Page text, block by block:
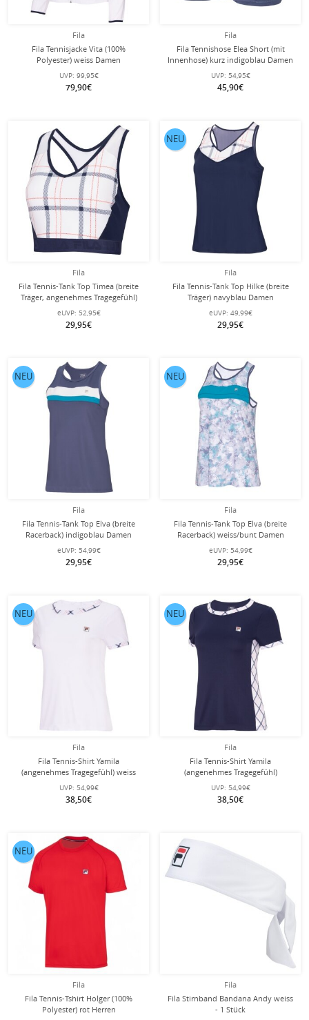
Fila
Fila Tennisjacke Vita (100%
Polyester) weiss Damen
UVP: 99,95€
79,90€
Fila
Fila Tennishose Elea Short (mit
Innenhose) kurz indigoblau Damen
UVP: 54,95€
45,90€
Fila
Fila Tennis-Tank Top Timea (breite
Träger, angenehmes Tragegefühl)
weiss/navyblau Damen
eUVP: 52,95€
29,95€
Fila
Fila Tennis-Tank Top Hilke (breite
Träger) navyblau Damen
eUVP: 49,99€
29,95€
NEU
Fila
Fila Tennis-Tank Top Elva (breite
Racerback) indigoblau Damen
eUVP: 54,99€
29,95€
NEU
Fila
Fila Tennis-Tank Top Elva (breite
Racerback) weiss/bunt Damen
eUVP: 54,99€
29,95€
NEU
Fila
Fila Tennis-Shirt Yamila
(angenehmes Tragegefühl) weiss
Damen
UVP: 54,99€
38,50€
NEU
Fila
Fila Tennis-Shirt Yamila
(angenehmes Tragegefühl)
navyblau/weiss/rot Damen
UVP: 54,99€
38,50€
NEU
Fila
Fila Tennis-Tshirt Holger (100%
Polyester) rot Herren
NEU
Fila
Fila Stirnband Bandana Andy weiss
- 1 Stück